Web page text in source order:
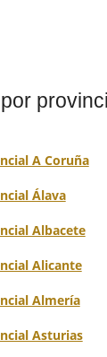
A Coruña
Álava
Albacete
Alicante
Almería
Asturias